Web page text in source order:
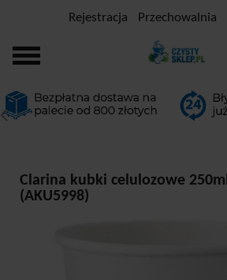
Rejestracja Przechowalnia
Clarina kubki celulozowe
(AKU5998)